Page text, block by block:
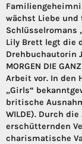
wächst Liebe
Schlüsselromans
Lily Brett legt die
Drehbuchautorin
MORGEN DIE
Arbeit vor. In den
„Girls“
britische
WILDE). Durch
erschütternden
charismatische